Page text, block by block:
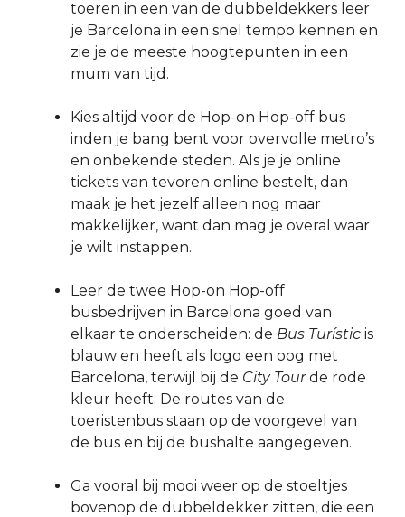
toeren in een van de dubbeldekkers leer
je Barcelona in een snel tempo kennen en
zie je de meeste hoogtepunten in een
mum van tijd.
Kies altijd voor de Hop-on Hop-off bus
inden je bang bent voor overvolle metro’s
en onbekende steden. Als je je online
tickets van tevoren online bestelt, dan
maak je het jezelf alleen nog maar
makkelijker, want dan mag je overal waar
je wilt instappen.
Leer de twee Hop-on Hop-off
busbedrijven in Barcelona goed van
elkaar te onderscheiden: de Bus Turístic is
blauw en heeft als logo een oog met
Barcelona, terwijl bij de City Tourde rode
kleur heeft. De routes van de
toeristenbus staan op de voorgevel van
de bus en bij de bushalte aangegeven.
Ga vooral bij mooi weer op de stoeltjes
bovenop de dubbeldekker zitten, die een